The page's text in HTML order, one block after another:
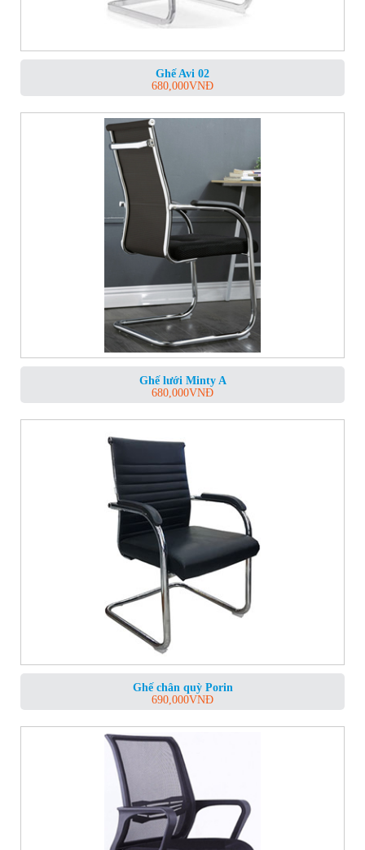
Ghế Avi 02
680,000VNĐ
Ghế lưới Minty A
680,000VNĐ
Ghế chân quỳ Porin
690,000VNĐ